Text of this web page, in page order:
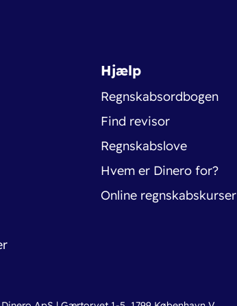
Hjælp
Regnskabsordbogen
Find revisor
Regnskabslove
Hvem er Dinero for?
Online regnskabskurser